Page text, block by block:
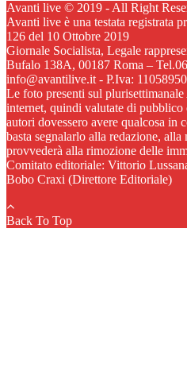
Avanti live © 2019 - All Right
Avanti live è una testata registrata
126 del 10 Ottobre 2019
Giornale Socialista, Legale
Bufalo 138A, 00187 Roma –
info@avantilive.it - P.Iva:
Le foto presenti sul
internet, quindi valutate di
autori dovessero avere qualcosa in
basta segnalarlo alla redazione,
provvederà alla rimozione delle
Comitato editoriale: Vittorio
Bobo Craxi (Direttore Editoriale)
Back To Top